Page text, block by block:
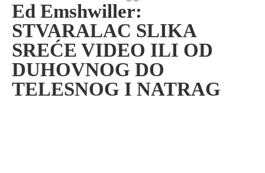
Ed Emshwiller:
STVARALAC SLIKA
SREĆE VIDEO ILI OD
DUHOVNOG DO
TELESNOG I NATRAG